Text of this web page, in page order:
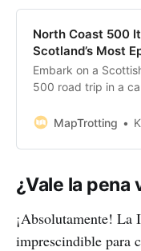
North Coast 500
Scotland’s Most
Embark on a
500 road trip in a
majestic mountains,
MapTrotting
¿Vale la pena
¡Absolutamente! La
imprescindible para